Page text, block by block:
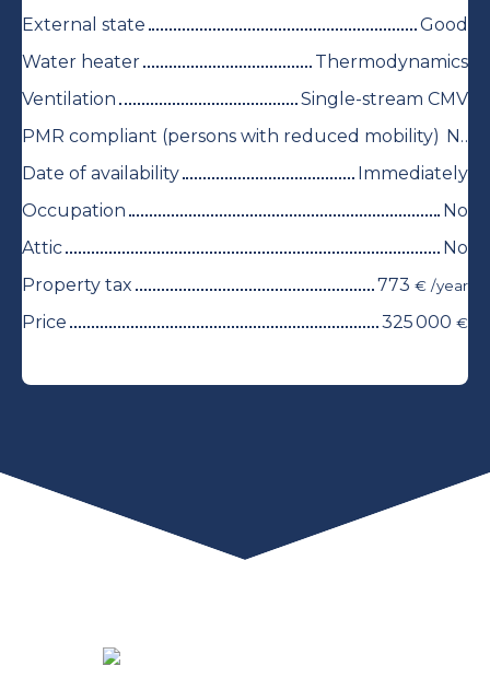
External state
Good
Water heater
Thermodynamics
Ventilation
Single-stream CMV
PMR compliant (persons with reduced mobility)
No
Date of availability
Immediately
Occupation
No
Attic
No
Property tax
773 € /year
Price 325 000 €